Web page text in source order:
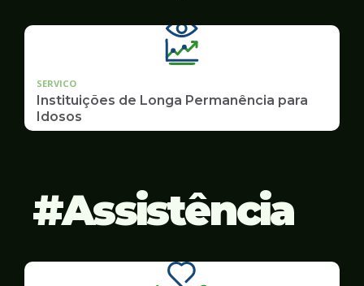
SERVICO
Instituições de Longa Permanência para
Idosos
Assistência